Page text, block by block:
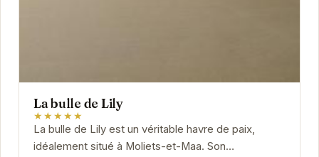
La bulle de Lily
★★★★★
La bulle de Lily est un véritable havre de paix,
idéalement situé à Moliets-et-Maa. Son